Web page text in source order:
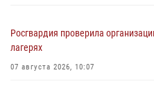
Росгвардия проверила
лагерях
07 августа 2026, 10:07